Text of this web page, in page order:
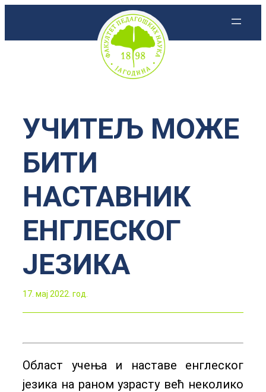
УЧИТЕЉ МОЖЕ
БИТИ
НАСТАВНИК
ЕНГЛЕСКОГ
ЈЕЗИКА
17. мај 2022. год.
Област учења и наставе енглеског
језика на раном узрасту већ неколико